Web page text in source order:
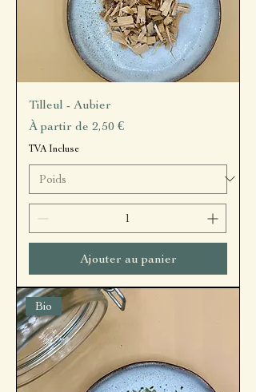
Tilleul - Aubier
À partir de 2,50 €
Prix promotionnel
TVA Incluse
Ajouter au panier
Bio